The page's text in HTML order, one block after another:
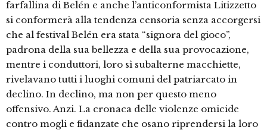
farfallina di Belén e anche l’anticonformista Litizzetto
si conformerà alla tendenza censoria senza accorgersi
che al festival Belén era stata “signora del gioco”,
padrona della sua bellezza e della sua provocazione,
mentre i conduttori, loro sì subalterne macchiette,
rivelavano tutti i luoghi comuni del patriarcato in
declino. In declino, ma non per questo meno
offensivo. Anzi. La cronaca delle violenze omicide
contro mogli e fidanzate che osano riprendersi la loro